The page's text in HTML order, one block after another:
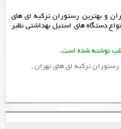
وبهترین رستوران ترکیه ای های
دستگاه های استیل بهداشتی نظیر
رستوران ترکیه ای های تهران,